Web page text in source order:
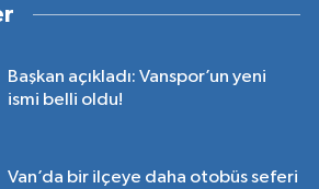
Başkan açıkladı: Vanspor’un yeni
ismi belli oldu!
Van’da bir ilçeye daha otobüs seferi